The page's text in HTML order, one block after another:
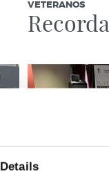
Details
VETERANOS